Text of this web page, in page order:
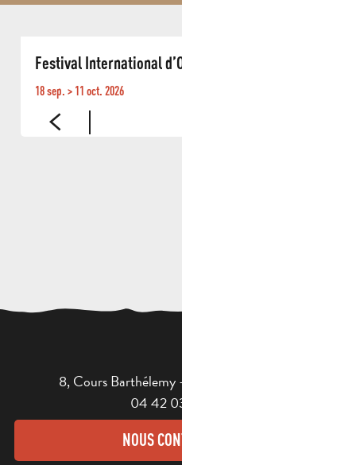
Festival International d’Orgue de Roquevaire
18 sep. > 11 oct. 2026
8, Cours Barthélemy - 13400 AUBAGNE
04 42 03 49 98
NOUS CONTACTER